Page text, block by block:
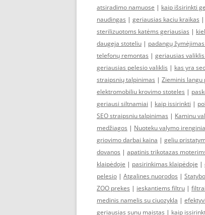
atsiradimo namuose | kaip išsirinkti
naudingas | geriausias kaciu kraikas |
sterilizuotoms katėms geriausias |
daugeja stoteliu | padangų
telefonų remontas | geriausias
geriausias pelesio valiklis | kas yra
straipsnių talpinimas | Zieminis langu
elektromobiliu krovimo stoteles |
geriausi siltnamiai | kaip issirinkti |
SEO straipsniu talpinimas | Kaminu
medžiagos | Nuoteku valymo
griovimo darbai kaina | geliu
dovanos | apatinis trikotazas
klaipėdoje | pasirinkimas klaipėdoje |
pelesio | Atgalines nuorodos |
ZOO prekes | ieskantiems filtru |
medinis namelis su ciuozykla |
geriausias sunu maistas | kaip